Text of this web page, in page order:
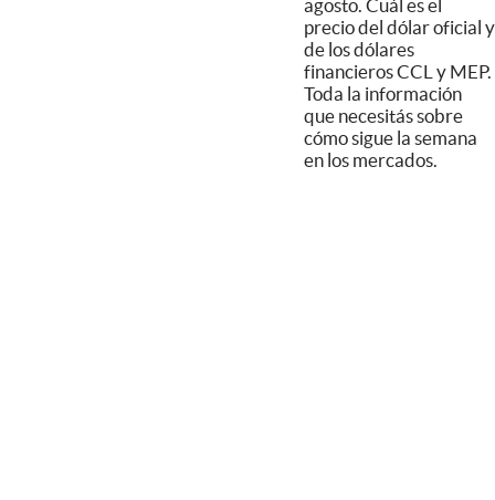
agosto. Cuál es el
precio del dólar oficial y
de los dólares
financieros CCL y MEP.
Toda la información
que necesitás sobre
cómo sigue la semana
en los mercados.